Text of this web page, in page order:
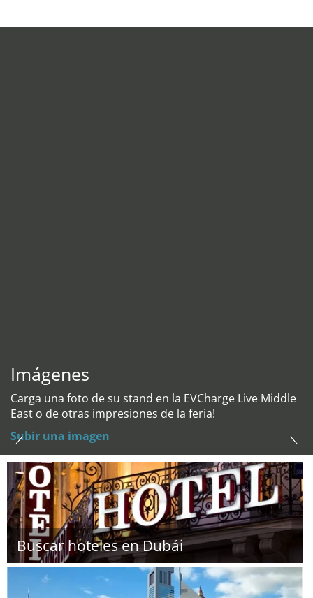
Imágenes
Carga una foto de su stand en la EVCharge Live Middle
East o de otras impresiones de la feria!
Subir una imagen
Buscar hoteles en Dubái